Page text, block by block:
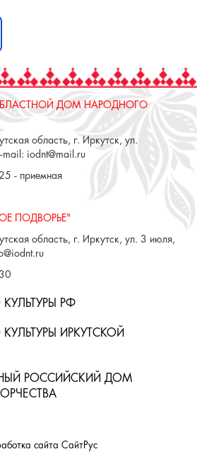
ДОМ НАРОДНОГО
область, г. Иркутск, ул.
iodnt@mail.ru
- приемная
ПОДВОРЬЕ"
область, г. Иркутск, ул. 3 июля,
РФ
ИРКУТСКОЙ
РОССИЙСКИЙ ДОМ
сайта СайтРус